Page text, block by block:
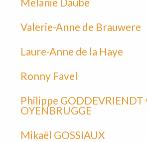
Valerie-Anne de Brauwere
Laure-Anne de la Haye
Ronny Favel
Philippe GODDEVRIENDT
OYENBRUGGE
Mikaël GOSSIAUX